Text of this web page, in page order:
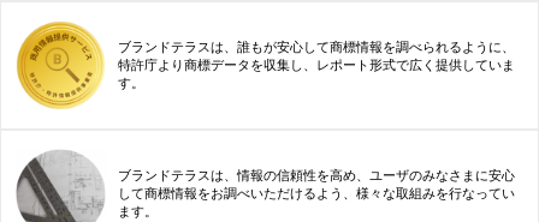
ブランドテラスは、誰もが安心して商標情報を調べられるように、
特許庁より商標データを収集し、レポート形式で広く提供していま
す。
ブランドテラスは、情報の信頼性を高め、ユーザのみなさまに安心
して商標情報をお調べいただけるよう、様々な取組みを行なってい
ます。